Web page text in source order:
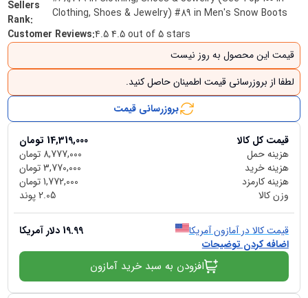
Sellers
Rank:
Clothing, Shoes & Jewelry) #89 in Men's Snow Boots
Customer Reviews:4.5 4.5 out of 5 stars
قیمت این محصول به روز نیست
لطفا از بروزرسانی قیمت اطمینان حاصل کنید.
بروزرسانی قیمت
قیمت کل کالا 14,319,000 تومان
هزینه حمل
8,777,000 تومان
هزینه خرید
3,770,000تومان
هزینه کارمزد
1,772,000تومان
وزن کالا
2.05پوند
قیمت کالا در آمازون آمریکا 19.99 دلار آمریکا
اضافه کردن توضیحات
افزودن به سبد خرید آمازون